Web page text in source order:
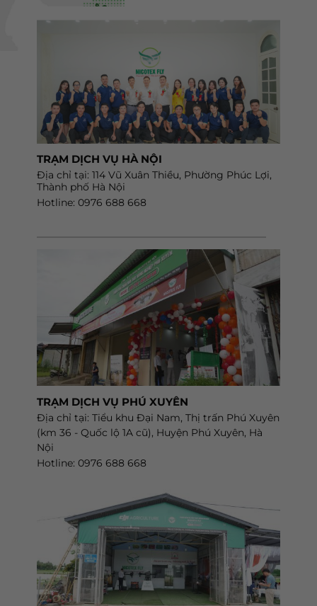
TRẠM DỊCH VỤ HÀ NỘI
Địa chỉ tại: 114 Vũ Xuân Thiều, Phường Phúc Lợi,
Thành phố Hà Nội
Hotline: 0976 688 668
TRẠM DỊCH VỤ PHÚ XUYÊN
Địa chỉ tại: Tiểu khu Đại Nam, Thị trấn Phú Xuyên
(km 36 - Quốc lộ 1A cũ), Huyện Phú Xuyên, Hà
Nội
Hotline: 0976 688 668